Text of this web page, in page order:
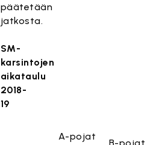
päätetään
jatkosta.
SM-
karsintojen
aikataulu
2018-
19
A-pojat